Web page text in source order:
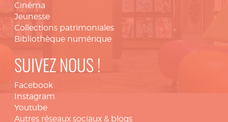
Cinéma
Jeunesse
Collections patrimoniales
Bibliothèque numérique
SUIVEZ NOUS !
Facebook
Instagram
Youtube
Autres réseaux sociaux & blogs